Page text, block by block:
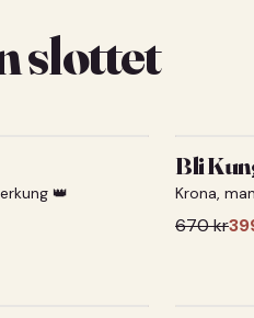
slottet
👑
Bli
Krona,
670kr